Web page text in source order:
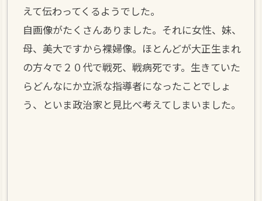
えて伝わってくるようでした。
自画像がたくさんありました。それに女性、妹、
母、美大ですから裸婦像。ほとんどが大正生まれ
の方々で２０代で戦死、戦病死です。生きていた
らどんなにか立派な指導者になったことでしょ
う、といま政治家と見比べ考えてしまいました。